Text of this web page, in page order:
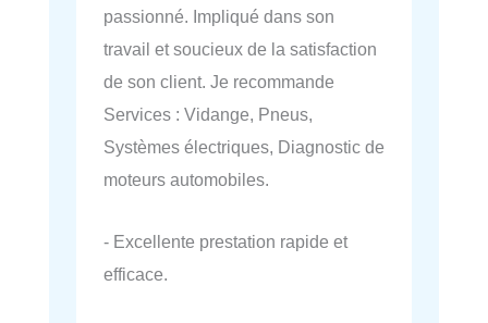
passionné. Impliqué dans son
travail et soucieux de la satisfaction
de son client. Je recommande
Services : Vidange, Pneus,
Systèmes électriques, Diagnostic de
moteurs automobiles.
- Excellente prestation rapide et
efficace.